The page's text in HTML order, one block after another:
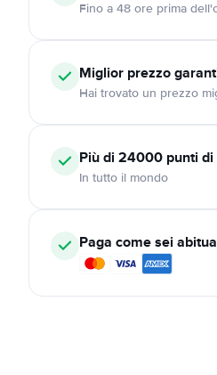
Fino a 48 ore prima
Miglior prezzo
Hai trovato un prezzo
Più di 24000 punti
In tutto il mondo
Paga come sei